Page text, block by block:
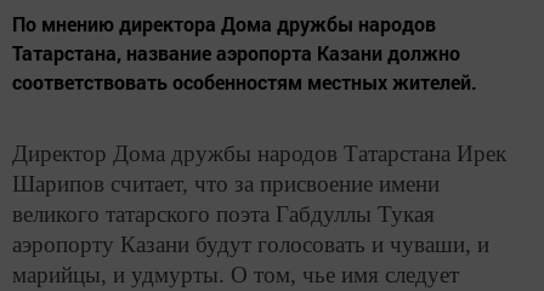
По мнению директора Дома дружбы народов
Татарстана, название аэропорта Казани должно
соответствовать особенностям местных жителей.
Директор Дома дружбы народов Татарстана Ирек
Шарипов считает, что за присвоение имени
великого татарского поэта Габдуллы Тукая
аэропорту Казани будут голосовать и чуваши, и
марийцы, и удмурты. О том, чье имя следует